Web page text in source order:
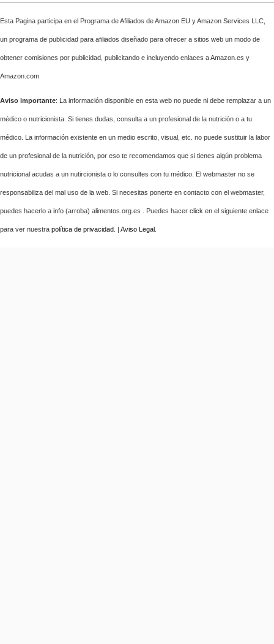
Esta Pagina participa en el Programa de Afiliados de Amazon EU y Amazon Services LLC,
un programa de publicidad para afiliados diseñado para ofrecer a sitios web un modo de
obtener comisiones por publicidad, publicitando e incluyendo enlaces a Amazon.es y
Amazon.com
Aviso importante: La información disponible en esta web no puede ni debe remplazar a un
médico o nutricionista. Si tienes dudas, consulta a un profesional de la nutrición o a tu
médico. La información existente en un medio escrito, visual, etc. no puede sustituir la labor
de un profesional de la nutrición, por eso te recomendamos que si tienes algún problema
nutricional acudas a un nutircionista o lo consultes con tu médico. El webmaster no se
responsabiliza del mal uso de la web. Si necesitas ponerte en contacto con el webmaster,
puedes hacerlo a info (arroba) alimentos.org.es . Puedes hacer click en el siguiente enlace
para ver nuestra política de privacidad . | Aviso Legal